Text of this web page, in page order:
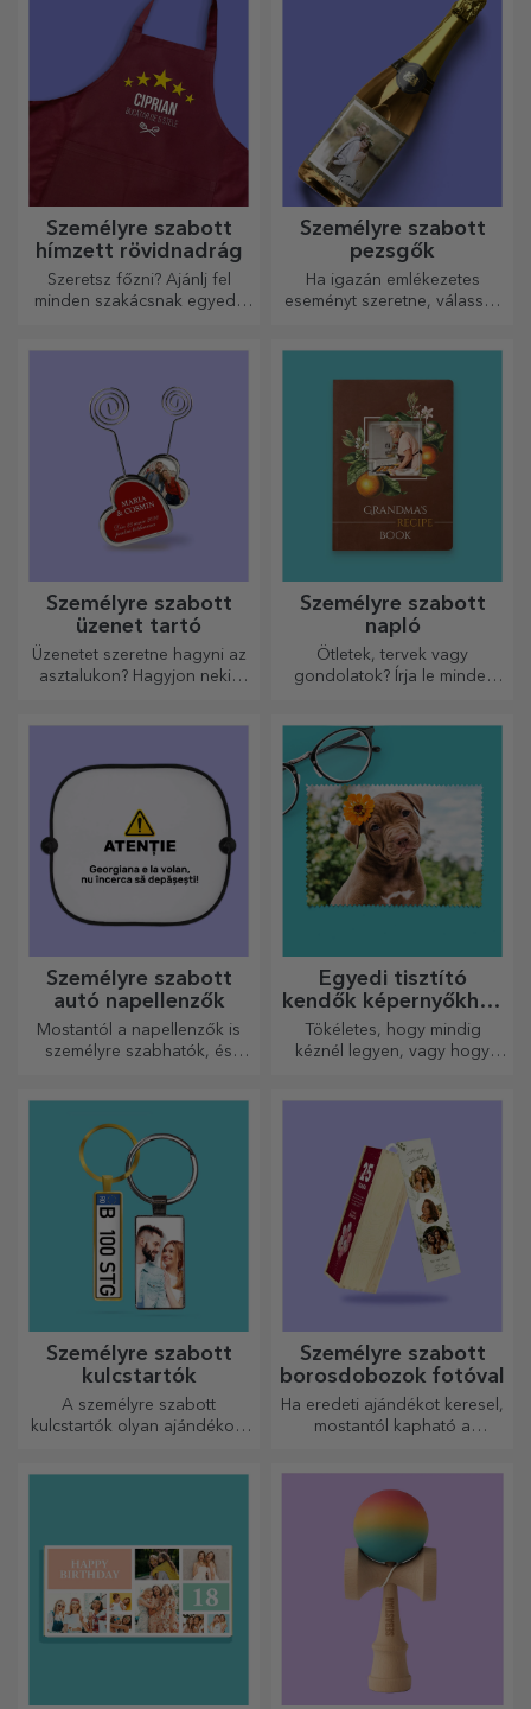
Személyre szabott
hímzett rövidnadrág
Szeretsz főzni? Ajánlj fel
minden szakácsnak egyedi,
Személyre szabott
pezsgők
Ha igazán emlékezetes
eseményt szeretne, válassza
legteljesebb mértékben!
Személyre szabott
üzenet tartó
Üzenetet szeretne hagyni az
asztalukon? Hagyjon nekik
Személyre szabott
napló
Ötletek, tervek vagy
gondolatok? Írja le mindet
minden emlékét.
Személyre szabott
autó napellenzők
Mostantól a napellenzők is
személyre szabhatók, és
Egyedi tisztító
kendők képernyőkhöz
és szemüvegekhez
Tökéletes, hogy mindig
kéznél legyen, vagy hogy
Személyre szabott
kulcstartók
A személyre szabott
kulcstartók olyan ajándékok,
Személyre szabott
borosdobozok fotóval
Ha eredeti ajándékot keresel,
mostantól kapható a
borosdoboz, amely kiváló
ajándéknak bizonyul!